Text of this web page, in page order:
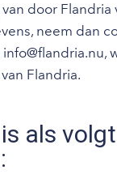
door Flandria
neem dan
Flandria.
als